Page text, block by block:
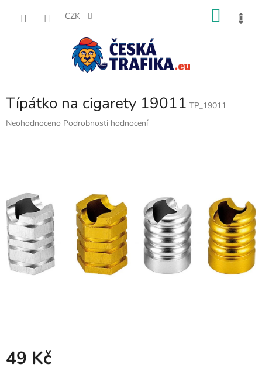
CZK
Típátko na cigarety 19011 TP_19011
Průměrné
hvězdiček.
Neohodnoceno Podrobnosti hodnocení
49 Kč